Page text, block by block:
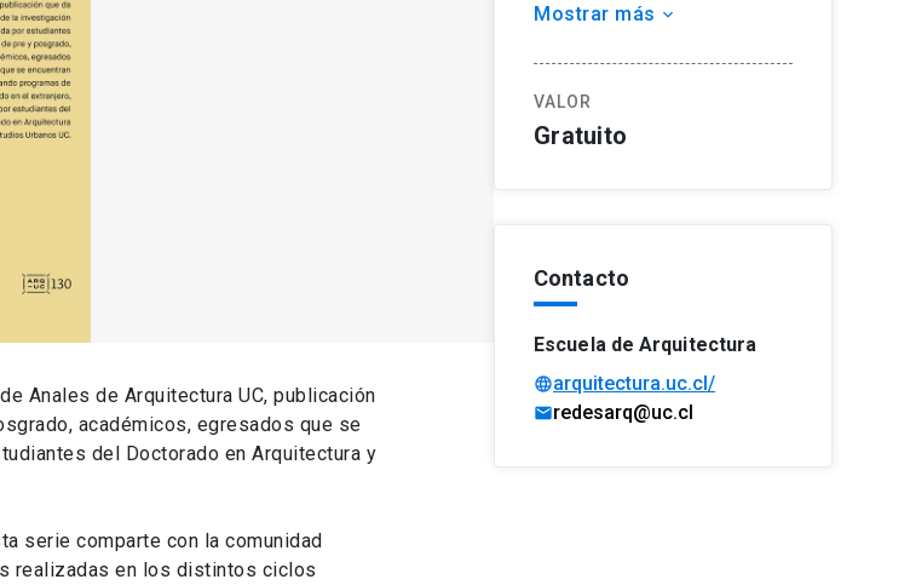
Anales de Arquitectura UC, publicación
académicos, egresados que se
del Doctorado en Arquitectura y
serie comparte con la comunidad
realizadas en los distintos ciclos
Organizador
Tipo de actividad
Mostrar más
VALOR
Gratuito
Contacto
Escuela de Arquitectura
languagearquitectura.uc.cl/
mailredesarq@uc.cl